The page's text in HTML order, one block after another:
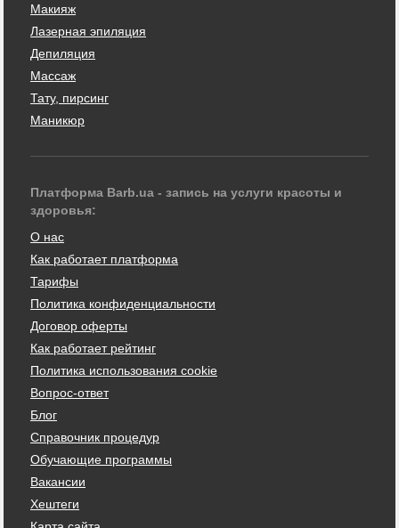
Макияж
Лазерная эпиляция
Депиляция
Массаж
Тату, пирсинг
Маникюр
Платформа Barb.ua - запись на услуги красоты и
здоровья:
О нас
Как работает платформа
Тарифы
Политика конфиденциальности
Договор оферты
Как работает рейтинг
Политика использования cookie
Вопрос-ответ
Блог
Справочник процедур
Обучающие программы
Вакансии
Хештеги